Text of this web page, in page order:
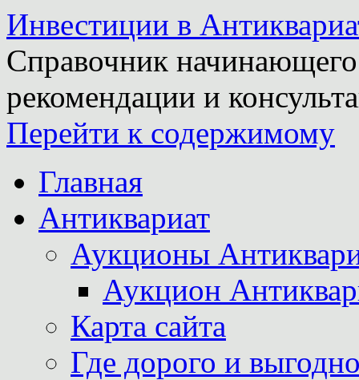
Инвестиции в
Справочник
рекомендации и
Перейти к содержимому
Главная
Антиквариат
Аукционы
Аукцион
Карта сайта
Где дорого и